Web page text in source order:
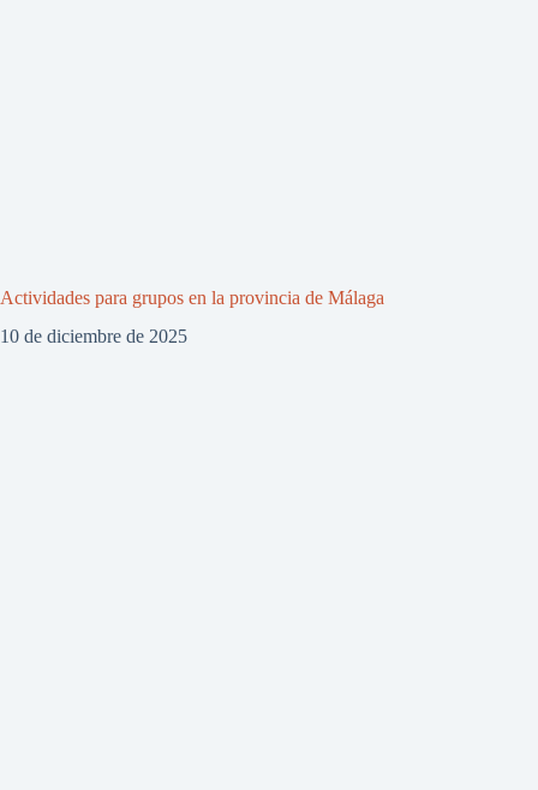
Actividades para grupos en la provincia de Málaga
10 de diciembre de 2025